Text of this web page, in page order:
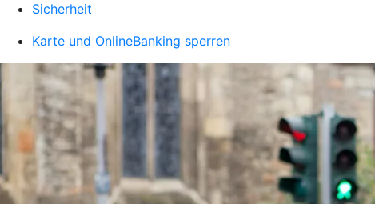
Sicherheit
Karte und OnlineBanking sperren